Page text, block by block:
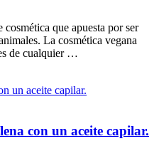
que apuesta por ser
La cosmética vegana
de cualquier …
con un aceite capilar.